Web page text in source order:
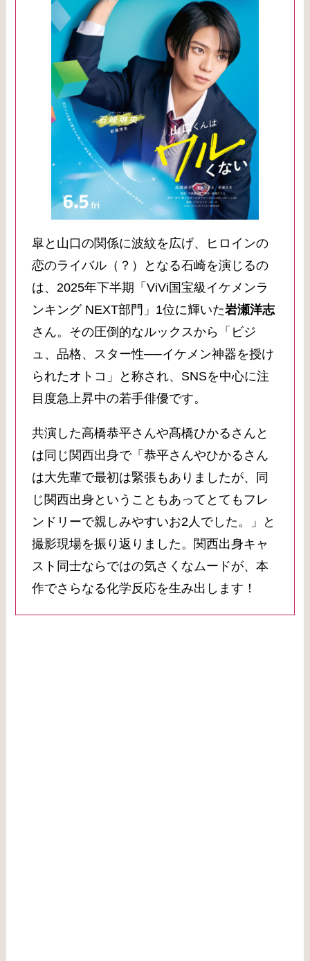
皐と山口の関係に波紋を広げ、ヒロインの
恋のライバル（？）となる石崎を演じるの
は、2025年下半期「ViVi国宝級イケメンラ
ンキング NEXT部門」1位に輝いた岩瀬洋志
さん。その圧倒的なルックスから「ビジ
ュ、品格、スター性──イケメン神器を授け
られたオトコ」と称され、SNSを中心に注
目度急上昇中の若手俳優です。
共演した高橋恭平さんや髙橋ひかるさんと
は同じ関西出身で「恭平さんやひかるさん
は大先輩で最初は緊張もありましたが、同
じ関西出身ということもあってとてもフレ
ンドリーで親しみやすいお2人でした。」と
撮影現場を振り返りました。関西出身キャ
スト同士ならではの気さくなムードが、本
作でさらなる化学反応を生み出します！